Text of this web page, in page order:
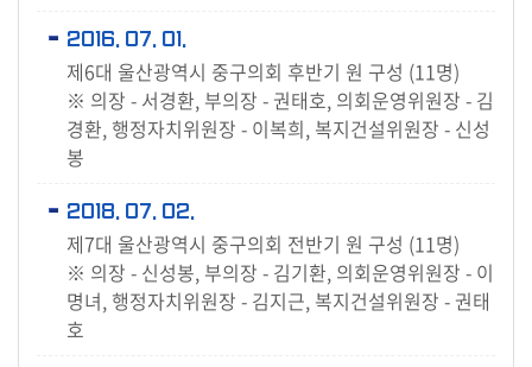
2016. 07. 01.
제6대 울산광역시 중구의회 후반기 원 구성 (11명)
※ 의장 - 서경환, 부의장 - 권태호, 의회운영위원장 - 김
경환, 행정자치위원장 - 이복희, 복지건설위원장 - 신성
봉
2018. 07. 02.
제7대 울산광역시 중구의회 전반기 원 구성 (11명)
※ 의장 - 신성봉, 부의장 - 김기환, 의회운영위원장 - 이
명녀, 행정자치위원장 - 김지근, 복지건설위원장 - 권태
호